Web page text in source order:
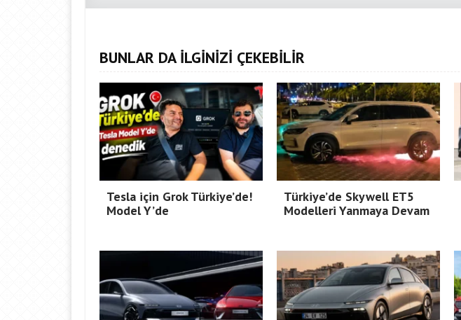
BUNLAR DA İLGİNİZİ ÇEKEBİLİR
Tesla için Grok Türkiye’de!
Model Y’de
Türkiye’de Skywell ET5
Modelleri Yanmaya Devam